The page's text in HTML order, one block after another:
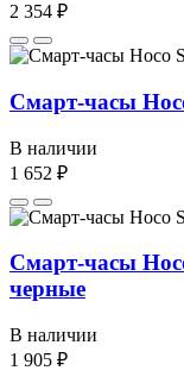
2 354 ₽
Смарт-часы
В наличии
1 652 ₽
Смарт-часы
черные
В наличии
1 905 ₽